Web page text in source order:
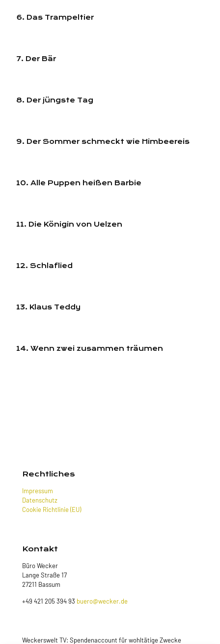
6. Das Trampeltier
7. Der Bär
8. Der jüngste Tag
9. Der Sommer schmeckt wie Himbeereis
10. Alle Puppen heißen Barbie
11. Die Königin von Uelzen
12. Schlaflied
13. Klaus Teddy
14. Wenn zwei zusammen träumen
Rechtliches
Impressum
Datenschutz
Cookie Richtlinie (EU)
Kontakt
Büro Wecker
Lange Straße 17
27211 Bassum
+49 421 205 394 93 buero@wecker.de
Weckerswelt TV: Spendenaccount für wohltätige Zwecke